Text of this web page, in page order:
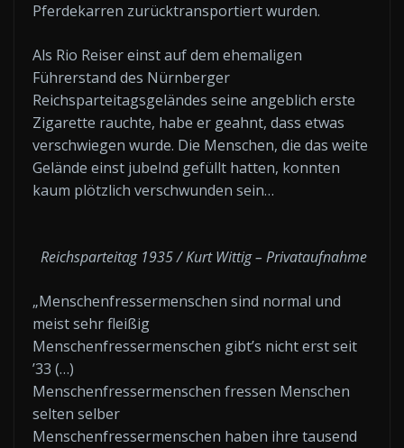
Pferdekarren zurücktransportiert wurden.
Als Rio Reiser einst auf dem ehemaligen
Führerstand des Nürnberger
Reichsparteitagsgeländes seine angeblich erste
Zigarette rauchte, habe er geahnt, dass etwas
verschwiegen wurde. Die Menschen, die das weite
Gelände einst jubelnd gefüllt hatten, konnten
kaum plötzlich verschwunden sein…
Reichsparteitag 1935 / Kurt Wittig – Privataufnahme
„Menschenfressermenschen sind normal und
meist sehr fleißig
Menschenfressermenschen gibt’s nicht erst seit
’33 (…)
Menschenfressermenschen fressen Menschen
selten selber
Menschenfressermenschen haben ihre tausend